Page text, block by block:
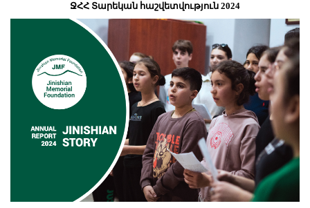
ՋՀՀ Տարեկան հաշվետվություն 2024